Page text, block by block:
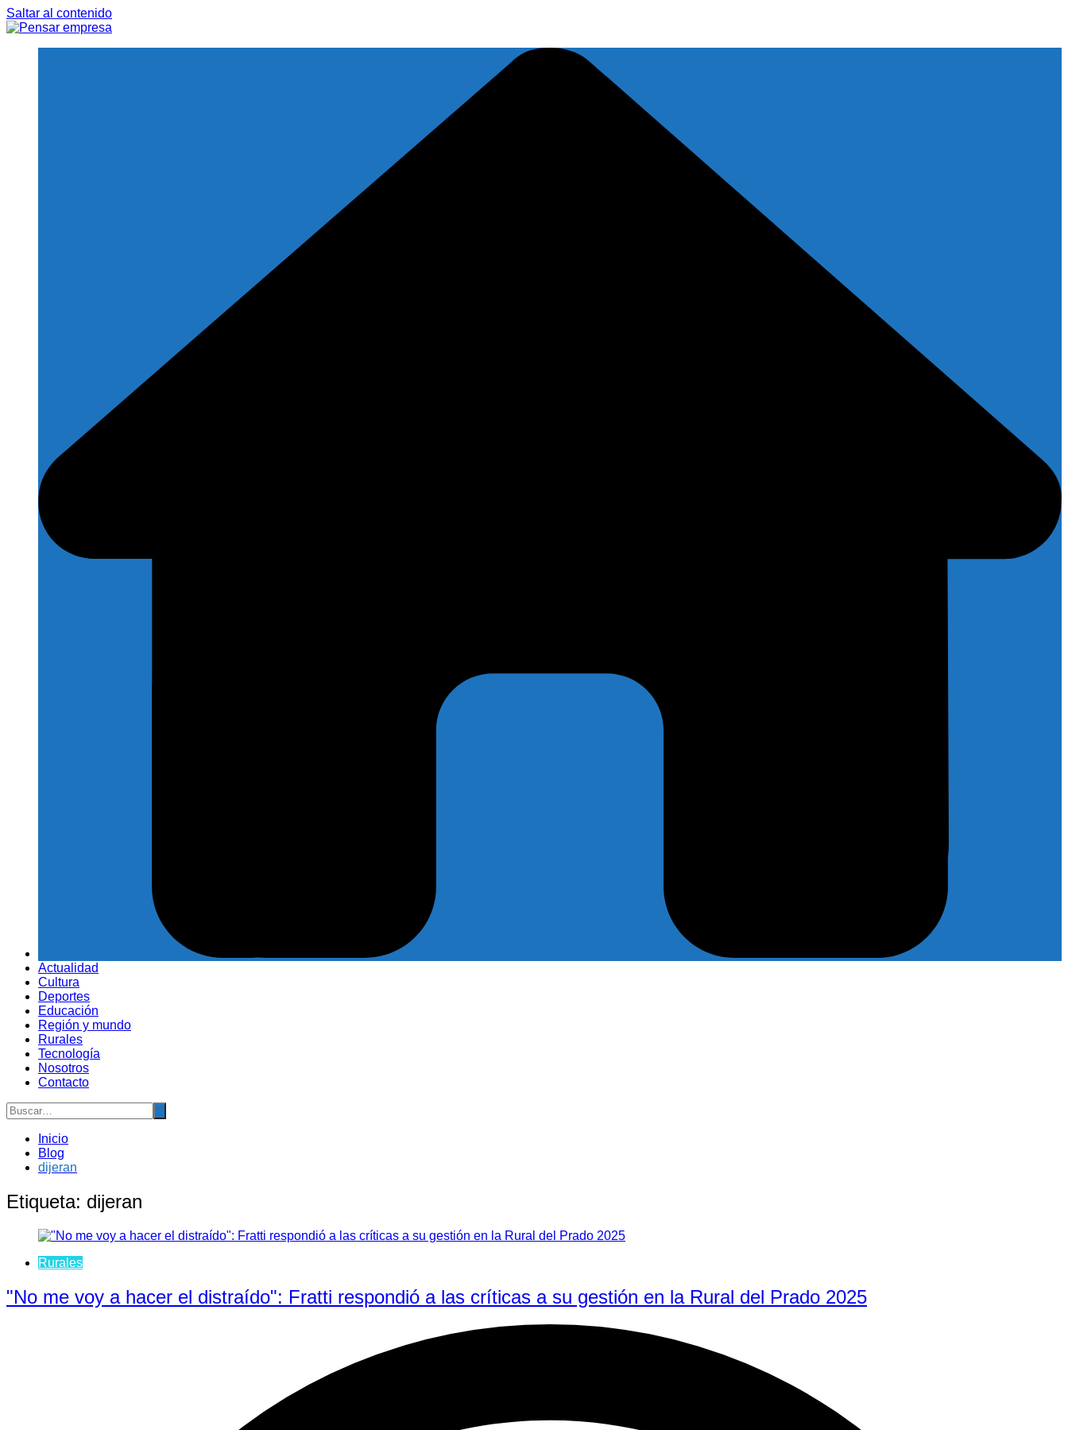
Saltar al contenido
Actualidad
Cultura
Deportes
Educación
Región y mundo
Rurales
Tecnología
Nosotros
Contacto
Inicio
Blog
dijeran
Etiqueta: dijeran
Rurales
"No me voy a hacer el distraído": Fratti respondió a las críticas a su gestión en la Rural del Prado 2025